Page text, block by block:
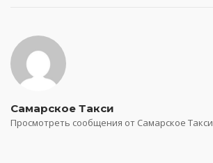
Самарское Такси
Просмотреть сообщения от Самарское Такси